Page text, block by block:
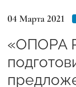
04 Марта 2021
«ОПОРА